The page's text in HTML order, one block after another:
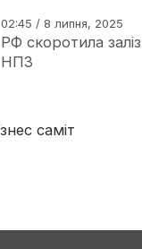
02:45 / 8 липня, 2025
РФ скоротила
НПЗ